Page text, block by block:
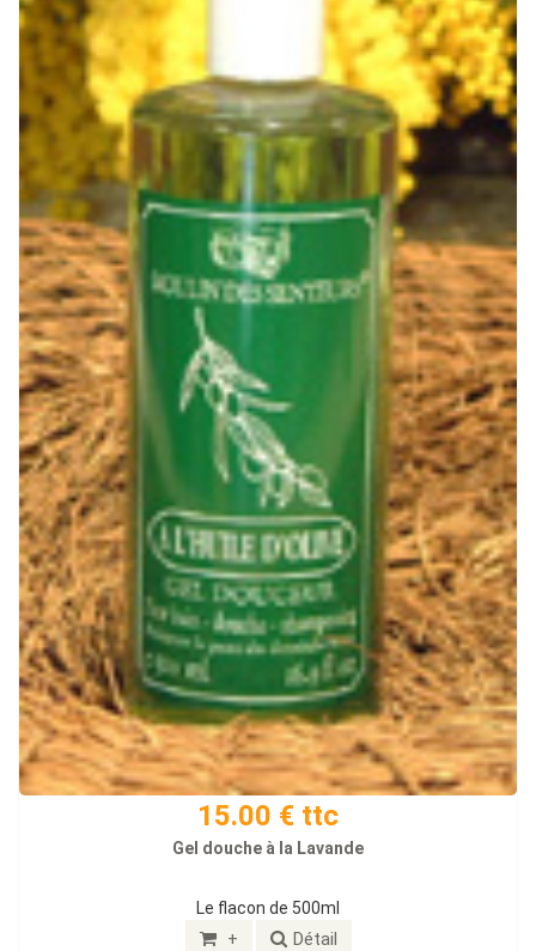
15.00 € ttc
Gel douche à la Lavande
Le flacon de 500ml
+ Détail